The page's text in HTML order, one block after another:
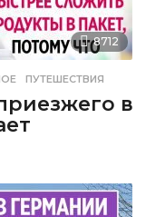
8712
,ПУТЕШЕСТВИЯ
в